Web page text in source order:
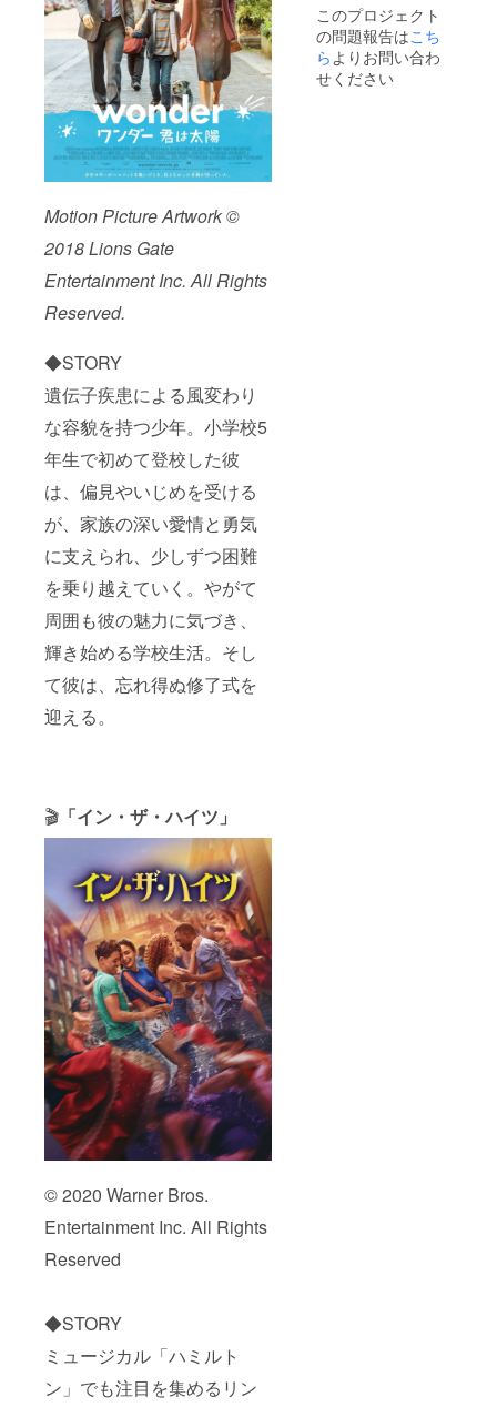
Motion Picture Artwork ©
2018 Lions Gate
Entertainment Inc. All Rights
Reserved.
◆STORY
遺伝子疾患による風変わり
な容貌を持つ少年。小学校5
年生で初めて登校した彼
は、偏見やいじめを受ける
が、家族の深い愛情と勇気
に支えられ、少しずつ困難
を乗り越えていく。やがて
周囲も彼の魅力に気づき、
輝き始める学校生活。そし
て彼は、忘れ得ぬ修了式を
迎える。
🎬 「イン・ザ・ハイツ」
© 2020 Warner Bros.
Entertainment Inc. All Rights
Reserved
◆STORY
ミュージカル「ハミルト
ン」でも注目を集めるリン
をご記
入くだ
さい。
記入が
ない場
このプロジェクト
の問題報告はこち
らよりお問い合わ
せください